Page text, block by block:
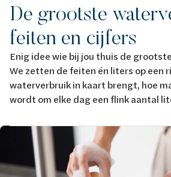
De grootste
feiten en cijfers
Enig idee wie bij jou thuis de
We zetten de feiten én liters op een
waterverbruik in kaart brengt, hoe
wordt om elke dag een flink aantal
Afbeelding